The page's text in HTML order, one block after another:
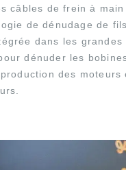
câbles de frein à main
de dénudage de
dans les grandes
dénuder les
des moteurs